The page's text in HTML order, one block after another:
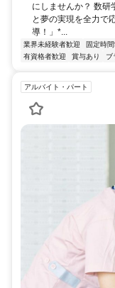
にしませんか？ 数研
と夢の実現を全力で
導！」*...
業界未経験者歓迎 固定時間
有資格者歓迎
賞与あり ブ
アルバイト・パート